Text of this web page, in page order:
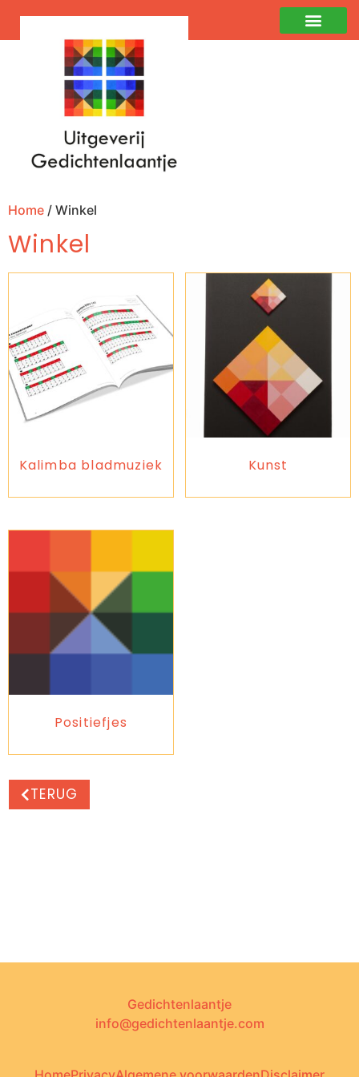
Home / Winkel
Winkel
Kalimba bladmuziek Kunst
Positiefjes
TERUG
Gedichtenlaantje
info@gedichtenlaantje.com